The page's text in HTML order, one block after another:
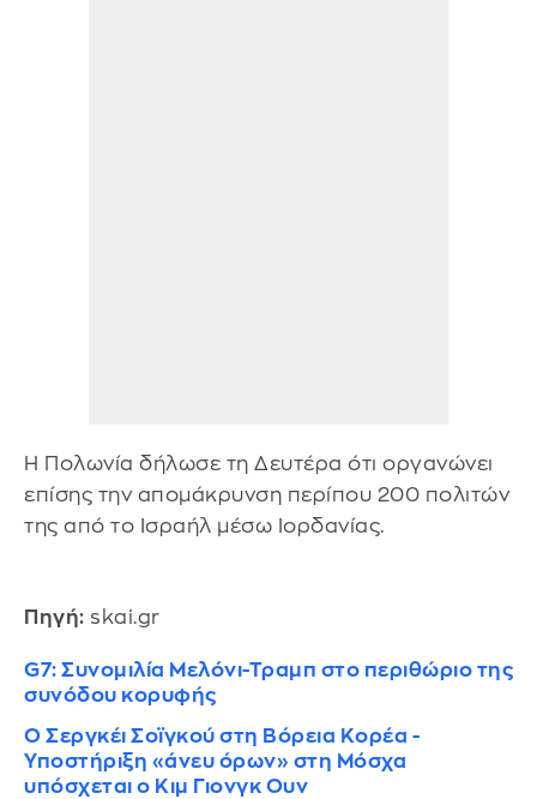
Η Πολωνία δήλωσε τη Δευτέρα ότι οργανώνει
επίσης την απομάκρυνση περίπου 200 πολιτών
της από το Ισραήλ μέσω Ιορδανίας.
Πηγή: skai.gr
G7: Συνομιλία Μελόνι-Τραμπ στο περιθώριο της
συνόδου κορυφής
Ο Σεργκέι Σοϊγκού στη Βόρεια Κορέα -
Υποστήριξη «άνευ όρων» στη Μόσχα
υπόσχεται ο Κιμ Γιονγκ Ουν